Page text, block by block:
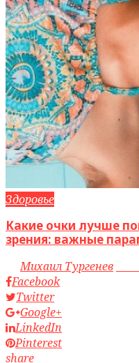
Здоровье
Какие очки лучше
зрения: важные
byМихаил Тургенев
Facebook
Twitter
Google+
LinkedIn
Pinterest
share